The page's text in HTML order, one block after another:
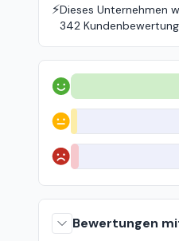
⚡️Dieses Unternehmen
342
Positiv
Neutral
Negativ
Bewertungen